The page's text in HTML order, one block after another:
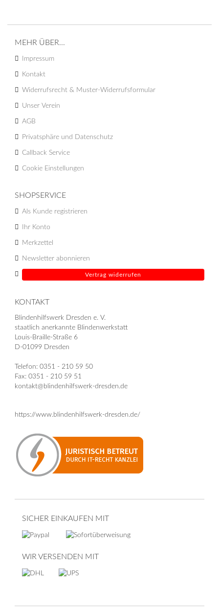
MEHR ÜBER...
Impressum
Kontakt
Widerrufsrecht & Muster-Widerrufsformular
Unser Verein
AGB
Privatsphäre und Datenschutz
Callback Service
Cookie Einstellungen
SHOPSERVICE
Als Kunde registrieren
Ihr Konto
Merkzettel
Newsletter abonnieren
Vertrag widerrufen
KONTAKT
Blindenhilfswerk Dresden e. V.
staatlich anerkannte Blindenwerkstatt
Louis-Braille-Straße 6
D-01099 Dresden
Telefon: 0351 - 210 59 50
Fax: 0351 - 210 59 51
kontakt@blindenhilfswerk-dresden.de
https://www.blindenhilfswerk-dresden.de/
SICHER EINKAUFEN MIT
WIR VERSENDEN MIT